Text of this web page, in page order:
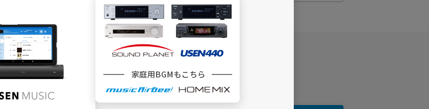
新規加入をご検討中のお客様
＼ どこでBGMサービスをご利用ですか ／
家庭用BGMもこちら